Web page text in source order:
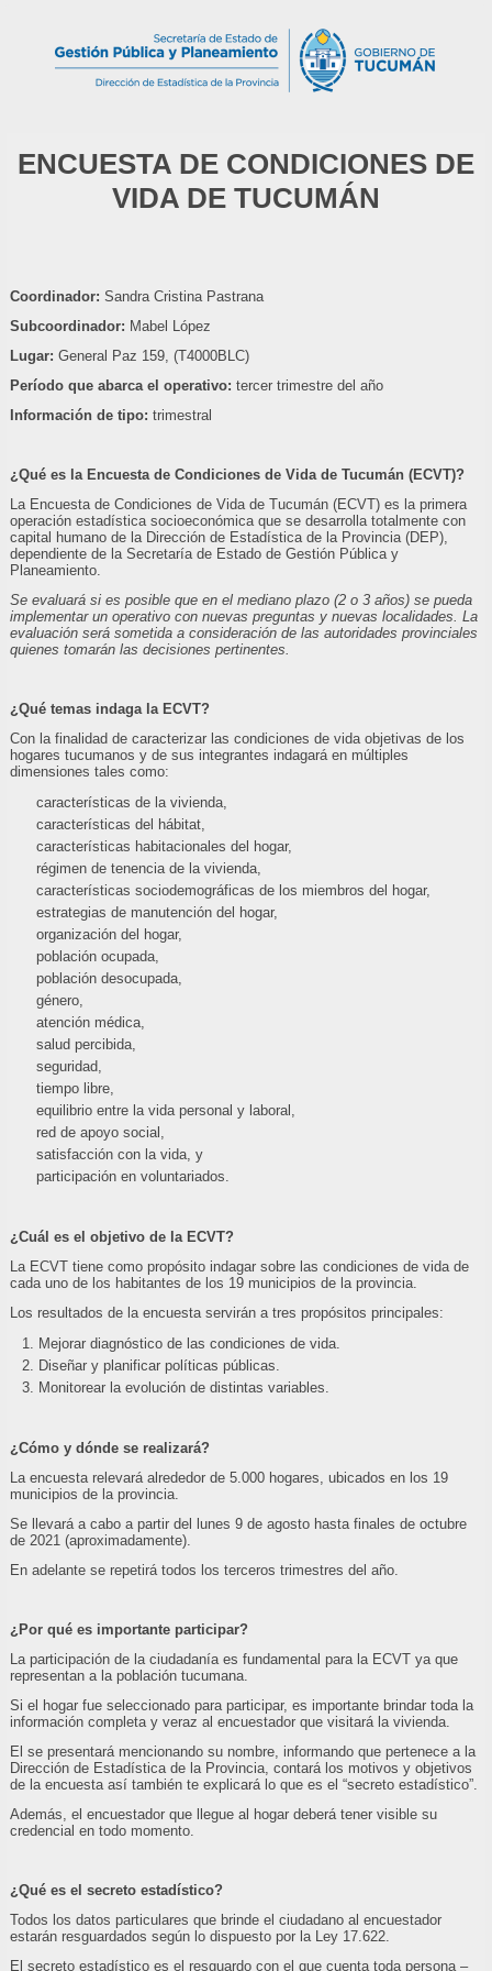
ENCUESTA DE CONDICIONES DE
VIDA DE TUCUMÁN
Coordinador: Sandra Cristina Pastrana
Subcoordinador: Mabel López
Lugar: General Paz 159, (T4000BLC)
Período que abarca el operativo: tercer trimestre del año
Información de tipo: trimestral
¿Qué es la Encuesta de Condiciones de Vida de Tucumán (ECVT)?
La Encuesta de Condiciones de Vida de Tucumán (ECVT) es la primera
operación estadística socioeconómica que se desarrolla totalmente con
capital humano de la Dirección de Estadística de la Provincia (DEP),
dependiente de la Secretaría de Estado de Gestión Pública y
Planeamiento.
Se evaluará si es posible que en el mediano plazo (2 o 3 años) se pueda
implementar un operativo con nuevas preguntas y nuevas localidades. La
evaluación será sometida a consideración de las autoridades provinciales
quienes tomarán las decisiones pertinentes.
¿Qué temas indaga la ECVT?
Con la finalidad de caracterizar las condiciones de vida objetivas de los
hogares tucumanos y de sus integrantes indagará en múltiples
dimensiones tales como:
características de la vivienda,
características del hábitat,
características habitacionales del hogar,
régimen de tenencia de la vivienda,
características sociodemográficas de los miembros del hogar,
estrategias de manutención del hogar,
organización del hogar,
población ocupada,
población desocupada,
género,
atención médica,
salud percibida,
seguridad,
tiempo libre,
equilibrio entre la vida personal y laboral,
red de apoyo social,
satisfacción con la vida, y
participación en voluntariados.
¿Cuál es el objetivo de la ECVT?
La ECVT tiene como propósito indagar sobre las condiciones de vida de
cada uno de los habitantes de los 19 municipios de la provincia.
Los resultados de la encuesta servirán a tres propósitos principales:
Mejorar diagnóstico de las condiciones de vida.
Diseñar y planificar políticas públicas.
Monitorear la evolución de distintas variables.
¿Cómo y dónde se realizará?
La encuesta relevará alrededor de 5.000 hogares, ubicados en los 19
municipios de la provincia.
Se llevará a cabo a partir del lunes 9 de agosto hasta finales de octubre
de 2021 (aproximadamente).
En adelante se repetirá todos los terceros trimestres del año.
¿Por qué es importante participar?
La participación de la ciudadanía es fundamental para la ECVT ya que
representan a la población tucumana.
Si el hogar fue seleccionado para participar, es importante brindar toda la
información completa y veraz al encuestador que visitará la vivienda.
El se presentará mencionando su nombre, informando que pertenece a la
Dirección de Estadística de la Provincia, contará los motivos y objetivos
de la encuesta así también te explicará lo que es el “secreto estadístico”.
Además, el encuestador que llegue al hogar deberá tener visible su
credencial en todo momento.
¿Qué es el secreto estadístico?
Todos los datos particulares que brinde el ciudadano al encuestador
estarán resguardados según lo dispuesto por la Ley 17.622.
El secreto estadístico es el resguardo con el que cuenta toda persona –